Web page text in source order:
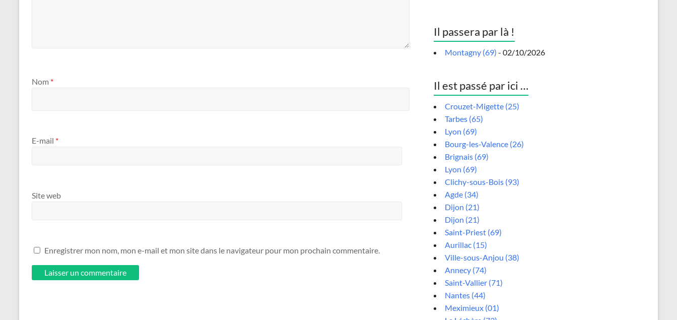
Nom *
E-mail *
Site web
Enregistrer mon nom, mon e-mail et mon site dans le navigateur pour mon prochain commentaire.
Il passera par là !
Montagny (69) - 02/10/2026
Il est passé par ici …
Crouzet-Migette (25)
Tarbes (65)
Lyon (69)
Bourg-les-Valence (26)
Brignais (69)
Lyon (69)
Clichy-sous-Bois (93)
Agde (34)
Dijon (21)
Dijon (21)
Saint-Priest (69)
Aurillac (15)
Ville-sous-Anjou (38)
Annecy (74)
Saint-Vallier (71)
Nantes (44)
Meximieux (01)